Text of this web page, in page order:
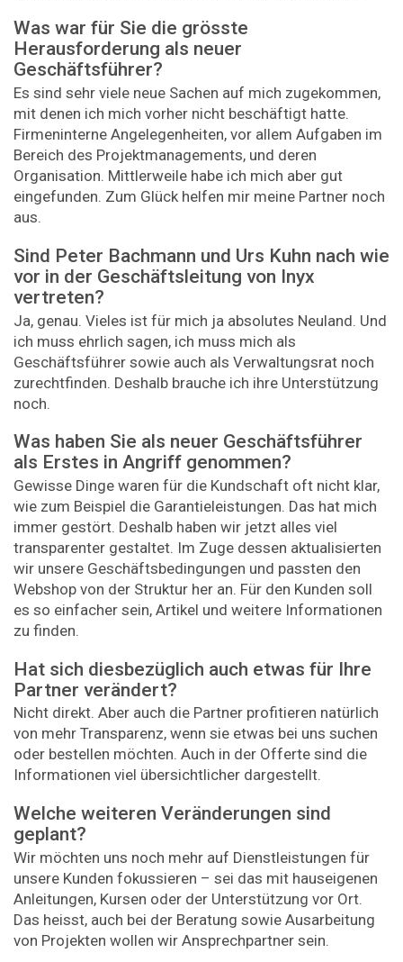
Was war für Sie die grösste
Herausforderung als neuer
Geschäftsführer?
Es sind sehr viele neue Sachen auf mich zugekommen,
mit denen ich mich vorher nicht beschäftigt hatte.
Firmeninterne Angelegenheiten, vor allem Aufgaben im
Bereich des Projektmanagements, und deren
Organisation. Mittlerweile habe ich mich aber gut
eingefunden. Zum Glück helfen mir meine Partner noch
aus.
Sind Peter Bachmann und Urs Kuhn nach wie
vor in der Geschäftsleitung von Inyx
vertreten?
Ja, genau. Vieles ist für mich ja absolutes Neuland. Und
ich muss ehrlich sagen, ich muss mich als
Geschäftsführer sowie auch als Verwaltungsrat noch
zurechtfinden. Deshalb brauche ich ihre Unterstützung
noch.
Was haben Sie als neuer Geschäftsführer
als Erstes in Angriff genommen?
Gewisse Dinge waren für die Kundschaft oft nicht klar,
wie zum Beispiel die Garantieleistungen. Das hat mich
immer gestört. Deshalb haben wir jetzt alles viel
transparenter gestaltet. Im Zuge dessen aktualisierten
wir unsere Geschäftsbedingungen und passten den
Webshop von der Struktur her an. Für den Kunden soll
es so einfacher sein, Artikel und weitere Informationen
zu finden.
Hat sich diesbezüglich auch etwas für Ihre
Partner verändert?
Nicht direkt. Aber auch die Partner profitieren natürlich
von mehr Transparenz, wenn sie etwas bei uns suchen
oder bestellen möchten. Auch in der Offerte sind die
Informationen viel übersichtlicher dargestellt.
Welche weiteren Veränderungen sind
geplant?
Wir möchten uns noch mehr auf Dienstleistungen für
unsere Kunden fokussieren – sei das mit hauseigenen
Anleitungen, Kursen oder der Unterstützung vor Ort.
Das heisst, auch bei der Beratung sowie Ausarbeitung
von Projekten wollen wir Ansprechpartner sein.